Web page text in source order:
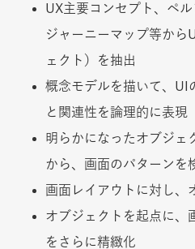
UX主要コンセプト、ペ
ジャーニーマップ等から
ェクト）を抽出
概念モデルを描いて、UI
と関連性を論理的に表現
明らかになったオブジェ
から、画面のパターンを
画面レイアウトに対し、
オブジェクトを起点に、
をさらに精緻化